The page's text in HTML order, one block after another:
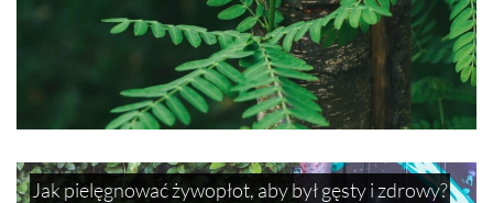
Jak pielęgnować żywopłot, aby był gęsty i zdrowy?